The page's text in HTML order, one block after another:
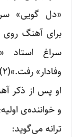
«دل گویی»
برای آهنگ روی
سراغ استاد
وفادار» رفت.»(۲)
او پس از ذکر
و خواننده‌ی
ترانه می‌گوید: